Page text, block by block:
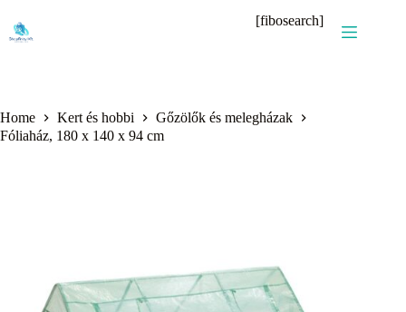
content
[fibosearch]
Home Kert és hobbi
Gőzölők és melegházak
Fóliaház, 180 x 140 x 94 cm